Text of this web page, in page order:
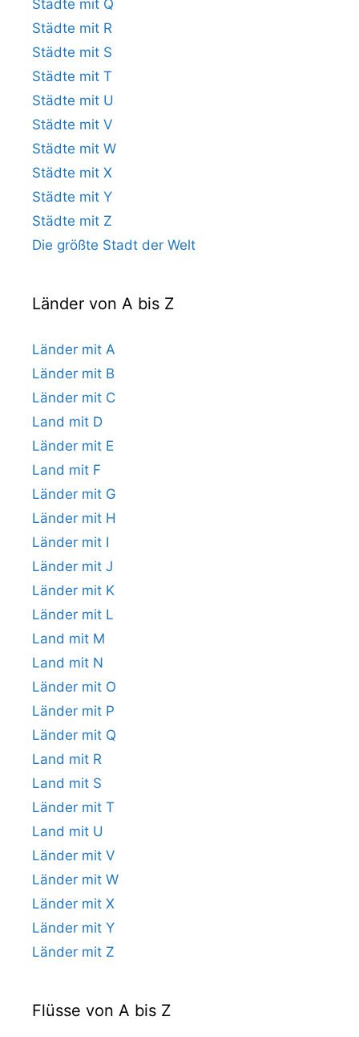
Städte mit Q
Städte mit R
Städte mit S
Städte mit T
Städte mit U
Städte mit V
Städte mit W
Städte mit X
Städte mit Y
Städte mit Z
Die größte Stadt der Welt
Länder von A bis Z
Länder mit A
Länder mit B
Länder mit C
Land mit D
Länder mit E
Land mit F
Länder mit G
Länder mit H
Länder mit I
Länder mit J
Länder mit K
Länder mit L
Land mit M
Land mit N
Länder mit O
Länder mit P
Länder mit Q
Land mit R
Land mit S
Länder mit T
Land mit U
Länder mit V
Länder mit W
Länder mit X
Länder mit Y
Länder mit Z
Flüsse von A bis Z